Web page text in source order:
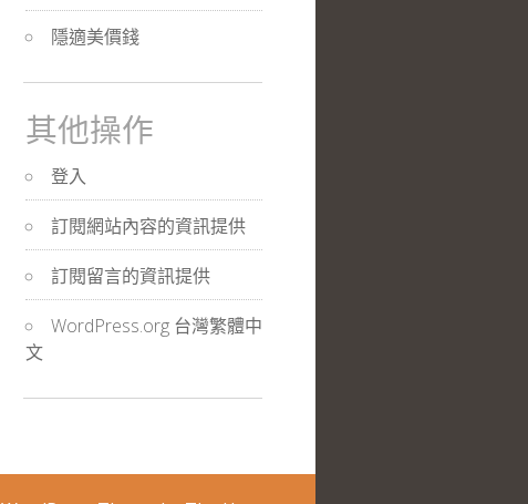
隱適美價錢
其他操作
登入
訂閱網站內容的資訊提供
訂閱留言的資訊提供
WordPress.org 台灣繁體中
文